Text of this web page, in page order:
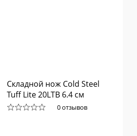
Складной нож Cold Steel
Tuff Lite 20LTB 6.4 см
0 отзывов